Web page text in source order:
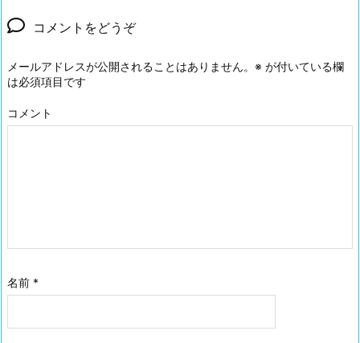
コメントをどうぞ
メールアドレスが公開されることはありません。 ※ が付いている欄
は必須項目です
コメント
名前 *